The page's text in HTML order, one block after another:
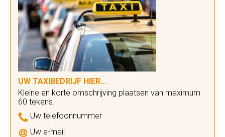
UW TAXIBEDRIJF HIER...
Kleine en korte omschrijving plaatsen van maximum
60 tekens.
Uw telefoonnummer
Uw e-mail